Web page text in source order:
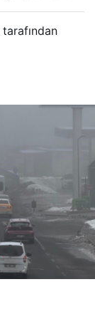
tarafından